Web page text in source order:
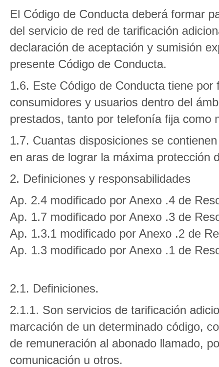
El Código de Conducta deberá formar
del servicio de red de tarificación
declaración de aceptación y sumisión
presente Código de Conducta.
1.6. Este Código de Conducta tiene
consumidores y usuarios dentro del
prestados, tanto por telefonía fija como
1.7. Cuantas disposiciones se
en aras de lograr la máxima protección
2. Definiciones y responsabilidades
Ap. 2.4 modificado por Anexo .4 de
Ap. 1.7 modificado por Anexo .3 de
Ap. 1.3.1 modificado por Anexo .2 de
Ap. 1.3 modificado por Anexo .1 de
2.1. Definiciones.
2.1.1. Son servicios de tarificación
marcación de un determinado código,
de remuneración al abonado llamado,
comunicación u otros.